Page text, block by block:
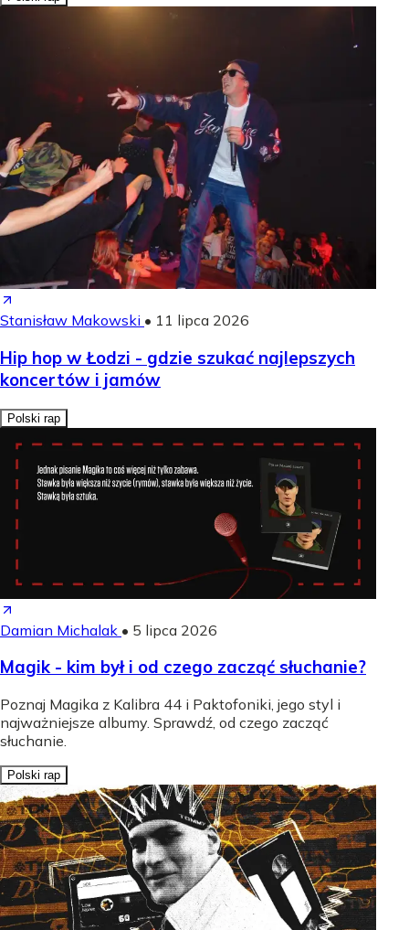
Stanisław Makowski • 11 lipca 2026
Hip hop w Łodzi - gdzie szukać najlepszych
koncertów i jamów
Polski rap
Damian Michalak • 5 lipca 2026
Magik - kim był i od czego zacząć słuchanie?
Poznaj Magika z Kalibra 44 i Paktofoniki, jego styl i
najważniejsze albumy. Sprawdź, od czego zacząć
słuchanie.
Polski rap